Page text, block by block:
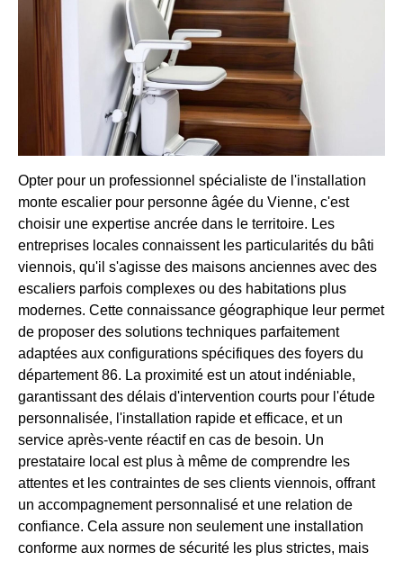
Opter pour un professionnel spécialiste de l'installation
monte escalier pour personne âgée du Vienne, c'est
choisir une expertise ancrée dans le territoire. Les
entreprises locales connaissent les particularités du bâti
viennois, qu'il s'agisse des maisons anciennes avec des
escaliers parfois complexes ou des habitations plus
modernes. Cette connaissance géographique leur permet
de proposer des solutions techniques parfaitement
adaptées aux configurations spécifiques des foyers du
département 86. La proximité est un atout indéniable,
garantissant des délais d'intervention courts pour l'étude
personnalisée, l'installation rapide et efficace, et un
service après-vente réactif en cas de besoin. Un
prestataire local est plus à même de comprendre les
attentes et les contraintes de ses clients viennois, offrant
un accompagnement personnalisé et une relation de
confiance. Cela assure non seulement une installation
conforme aux normes de sécurité les plus strictes, mais